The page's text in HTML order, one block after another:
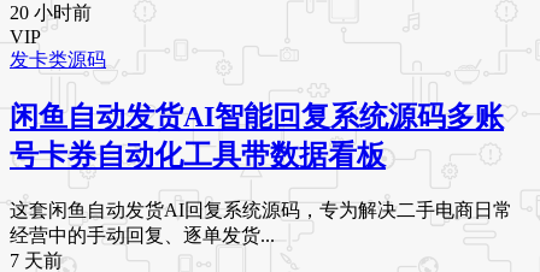
20 小时前
VIP
发卡类源码
闲鱼自动发货AI智能回复系统源码多账
号卡券自动化工具带数据看板
这套闲鱼自动发货AI回复系统源码，专为解决二手电商日常
经营中的手动回复、逐单发货...
7 天前